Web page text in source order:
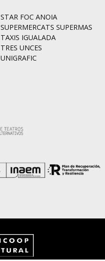
STAR FOC ANOIA
SUPERMERCATS SUPERMAS
TAXIS IGUALADA
TRES UNCES
UNIGRAFIC